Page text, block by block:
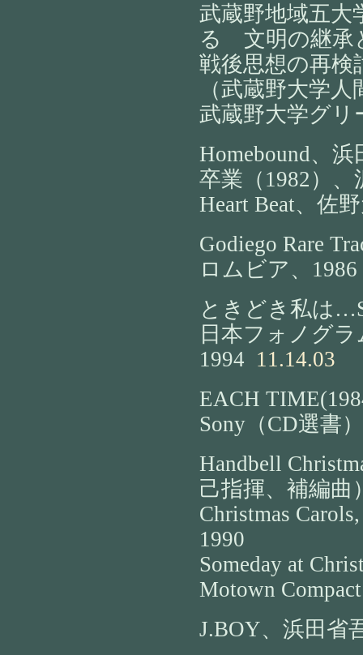
武蔵野地域五
る 文明の継
戦後思想の再
（武蔵野大学
武蔵野大学グリ
Homebound、
卒業（1982）
Heart Beat、佐
Godiego Rare
ロムビア、1986
ときどき私は
日本フォノグ
1994 11.14.03
EACH
Sony（CD選書
Handbell
己指揮、補編曲
Christmas
1990
Someday at
Motown
J.BOY、浜田省